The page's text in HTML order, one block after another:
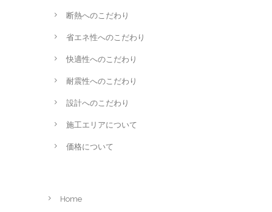
断熱へのこだわり
省エネ性へのこだわり
快適性へのこだわり
耐震性へのこだわり
設計へのこだわり
施工エリアについて
価格について
Home